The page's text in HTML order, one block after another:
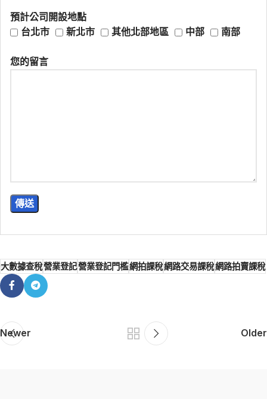
預計公司開設地點
台北市
新北市 其他北部地區 中部 南部
您的留言
大數據查稅營業登記營業登記門檻網拍課稅網路交易課稅網路拍賣課稅
Newer Older